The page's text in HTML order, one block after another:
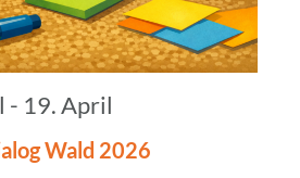
Wald 2026
- 19. April